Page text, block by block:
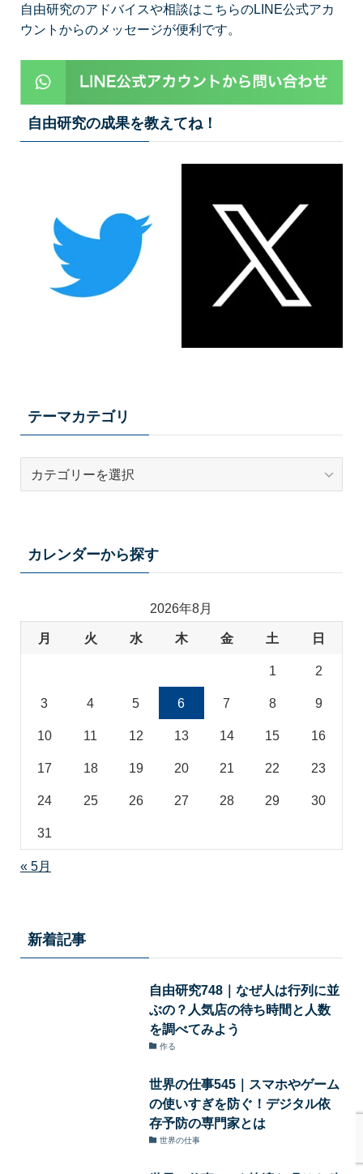
自由研究のアドバイスや相談はこちらのLINE公式アカ
ウントからのメッセージが便利です。
自由研究の成果を教えてね！
テーマカテゴリ
カレンダーから探す
2026年8月
月 火 水 木 金 土 日
1 2
3 4 5 6 7 8 9
10 11 12 13 14 15 16
17 18 19 20 21 22 23
24 25 26 27 28 29 30
31
« 5月
新着記事
自由研究748｜なぜ人は行列に並
ぶの？人気店の待ち時間と人数
を調べてみよう
作る
世界の仕事545｜スマホやゲーム
の使いすぎを防ぐ！デジタル依
存予防の専門家とは
世界の仕事